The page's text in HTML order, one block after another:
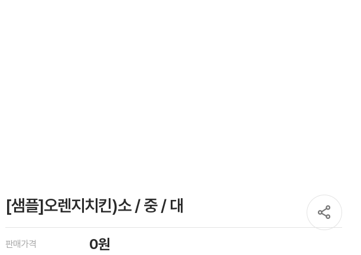
[샘플]오렌지치킨)소 / 중 / 대
판매가격 0원